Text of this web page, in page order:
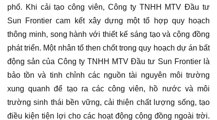
phố. Khi cải tạo công viên, Công ty TNHH MTV Đầu tư
Sun Frontier cam kết xây dựng một tổ hợp quy hoạch
thông minh, song hành với thiết kế sáng tạo và cộng đồng
phát triển. Một nhân tố then chốt trong quy hoạch dự án bất
động sản của Công ty TNHH MTV Đầu tư Sun Frontier là
bảo tồn và tinh chỉnh các nguồn tài nguyên môi trường
xung quanh để tạo ra các công viên, hồ nước và môi
trường sinh thái bền vững, cải thiện chất lượng sống, tạo
điều kiện tiện lợi cho các hoạt động cộng đồng ngoài trời.